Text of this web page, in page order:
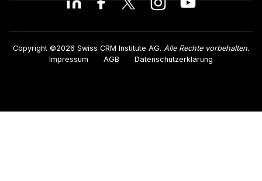
Copyright ©2026 Swiss CRM Institute AG. Alle Rechte vorbehalten.
Impressum
AGB Datenschutzerklärung